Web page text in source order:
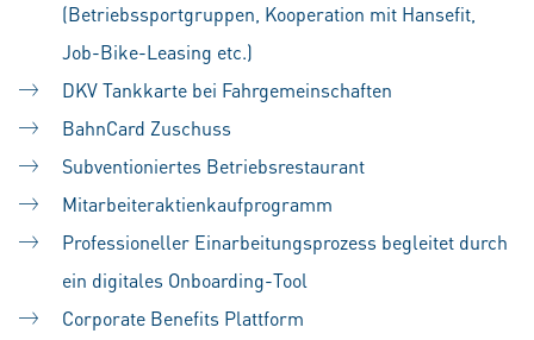
(Betriebssportgruppen, Kooperation mit Hansefit,
Job-Bike-Leasing etc.)
DKV Tankkarte bei Fahrgemeinschaften
BahnCard Zuschuss
Subventioniertes Betriebsrestaurant
Mitarbeiteraktienkaufprogramm
Professioneller Einarbeitungsprozess begleitet durch
ein digitales Onboarding-Tool
Corporate Benefits Plattform